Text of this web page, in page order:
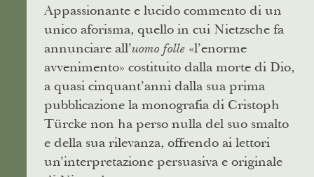
Appassionante e lucido commento di un
unico aforisma, quello in cui Nietzsche fa
annunciare all’uomo folle«l’enorme
avvenimento» costituito dalla morte di Dio,
a quasi cinquant’anni dalla sua prima
pubblicazione la monografia di Cristoph
Türcke non ha perso nulla del suo smalto
e della sua rilevanza, offrendo ai lettori
un’interpretazione persuasiva e originale